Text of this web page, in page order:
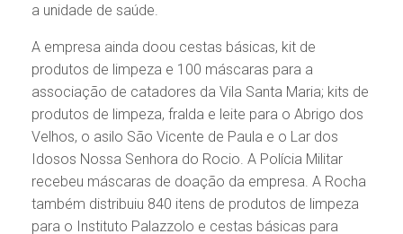
a unidade de saúde.
A empresa ainda doou cestas básicas, kit de
produtos de limpeza e 100 máscaras para a
associação de catadores da Vila Santa Maria; kits de
produtos de limpeza, fralda e leite para o Abrigo dos
Velhos, o asilo São Vicente de Paula e o Lar dos
Idosos Nossa Senhora do Rocio. A Polícia Militar
recebeu máscaras de doação da empresa. A Rocha
também distribuiu 840 itens de produtos de limpeza
para o Instituto Palazzolo e cestas básicas para